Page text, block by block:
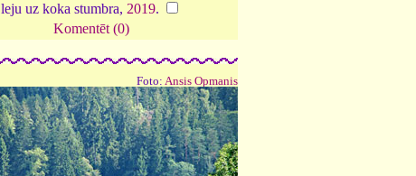
leju uz koka stumbra, 2019.
Komentēt (0)
Foto: Ansis Opmanis